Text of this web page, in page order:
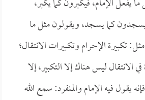
كما يسجد، ويقولون مثل ما
تكبيرة الإحرام وتكبيرات الانتقال؛
ليس هناك إلا التكبير، إلا
يقول فيه الإمام والمنفرد: سمع الله